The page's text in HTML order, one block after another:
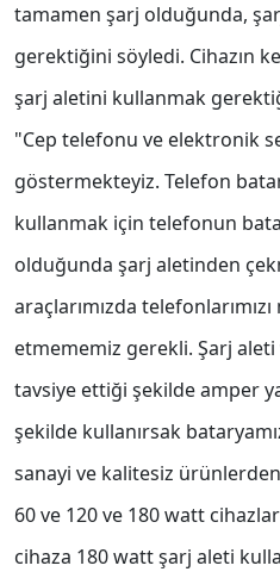
tamamen şarj olduğunda,
gerektiğini söyledi. Cihazın
şarj aletini kullanmak
"Cep telefonu ve elektronik
göstermekteyiz. Telefon
kullanmak için telefonun
olduğunda şarj aletinden
araçlarımızda
etmememiz gerekli. Şarj
tavsiye ettiği şekilde amper
şekilde kullanırsak
sanayi ve kalitesiz
60 ve 120 ve 180 watt
cihaza 180 watt şarj aleti